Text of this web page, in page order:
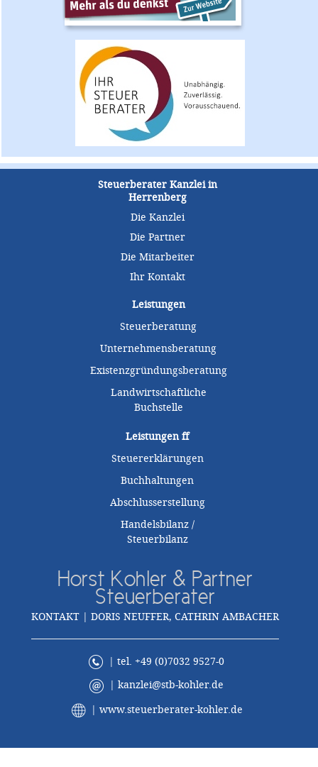
Steuerberater Kanzlei in
Herrenberg
Die Kanzlei
Die Partner
Die Mitarbeiter
Ihr Kontakt
Leistungen
Steuerberatung
Unternehmensberatung
Existenzgründungsberatung
Landwirtschaftliche
Buchstelle
Leistungenff
Steuererklärungen
Buchhaltungen
Abschlusserstellung
Handelsbilanz /
Steuerbilanz
Horst Kohler & Partner
Steuerberater
KONTAKT | DORIS NEUFFER, CATHRIN AMBACHER
| tel. +49 (0)7032 9527-0
| kanzlei@stb-kohler.de
| www.steuerberater-kohler.de